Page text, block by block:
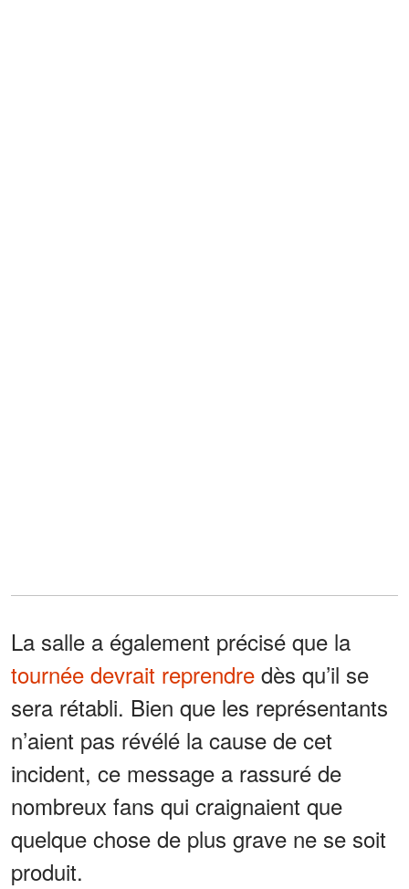
La salle a également précisé que la
tournée devrait reprendre dès qu’il se
sera rétabli. Bien que les représentants
n’aient pas révélé la cause de cet
incident, ce message a rassuré de
nombreux fans qui craignaient que
quelque chose de plus grave ne se soit
produit.